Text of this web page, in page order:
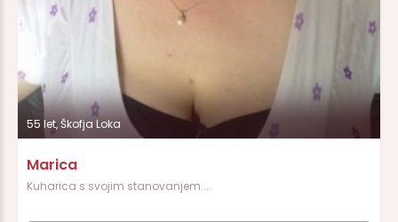
55 let, Škofja Loka
Marica
Kuharica s svojim stanovanjem ...